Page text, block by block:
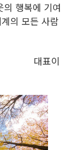
행복에 기여
의 모든 사람
대표이